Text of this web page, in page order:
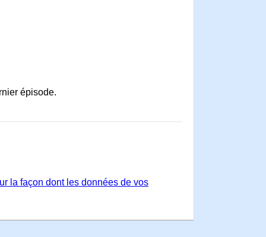
épisode.
la façon dont les données de vos